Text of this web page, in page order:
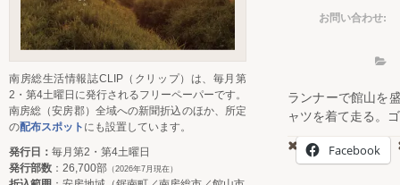
お問い合わせ:
ランナーで館山を
ャツを着て走る。
Facebook
南房総生活情報誌CLIP（クリップ）は、毎月第
2・第4土曜日に発行されるフリーペーパーです。
南房総（安房郡）全域への新聞折込のほか、所定
の配布スポット にも設置しています。
発行日： 毎月第2・第4土曜日
発行部数 ：26,700部 （2026年7月現在）